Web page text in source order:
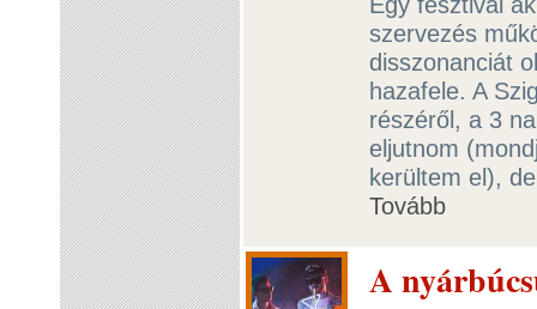
szervezés
disszonanciát
hazafele. A
részéről, a 3
eljutnom
kerültem el),
Tovább
A